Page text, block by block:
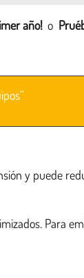
año! o
y puede
Para